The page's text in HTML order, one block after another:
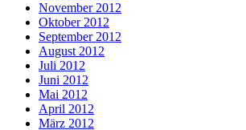
November 2012
Oktober 2012
September 2012
August 2012
Juli 2012
Juni 2012
Mai 2012
April 2012
März 2012